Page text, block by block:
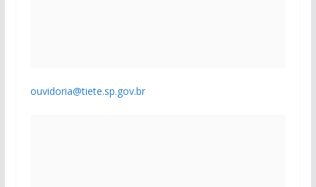
ouvidoria@tiete.sp.gov.br